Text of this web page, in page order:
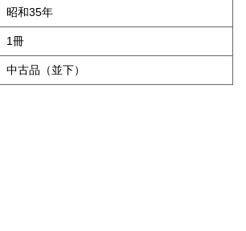
昭和35年
1冊
中古品（並下）